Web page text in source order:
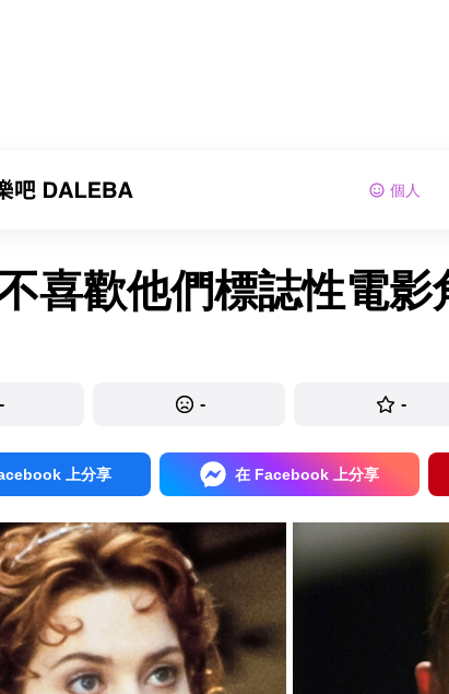
個人
喜歡他們標誌性電影
- - -
上分享 在 Facebook 上分享